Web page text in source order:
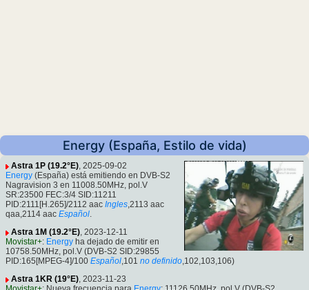
Energy (España, Estilo de vida)
Astra 1P (19.2°E), 2025-09-02
Energy (España) está emitiendo en DVB-S2
Nagravision 3 en 11008.50MHz, pol.V
SR:23500 FEC:3/4 SID:11211
PID:2111[H.265]/2112 aac Ingles,2113 aac
qaa,2114 aac Español.
Astra 1M (19.2°E), 2023-12-11
Movistar+: Energy ha dejado de emitir en
10758.50MHz, pol.V (DVB-S2 SID:29855
PID:165[MPEG-4]/100 Español,101 no definido,102,103,106)
Astra 1KR (19°E), 2023-11-23